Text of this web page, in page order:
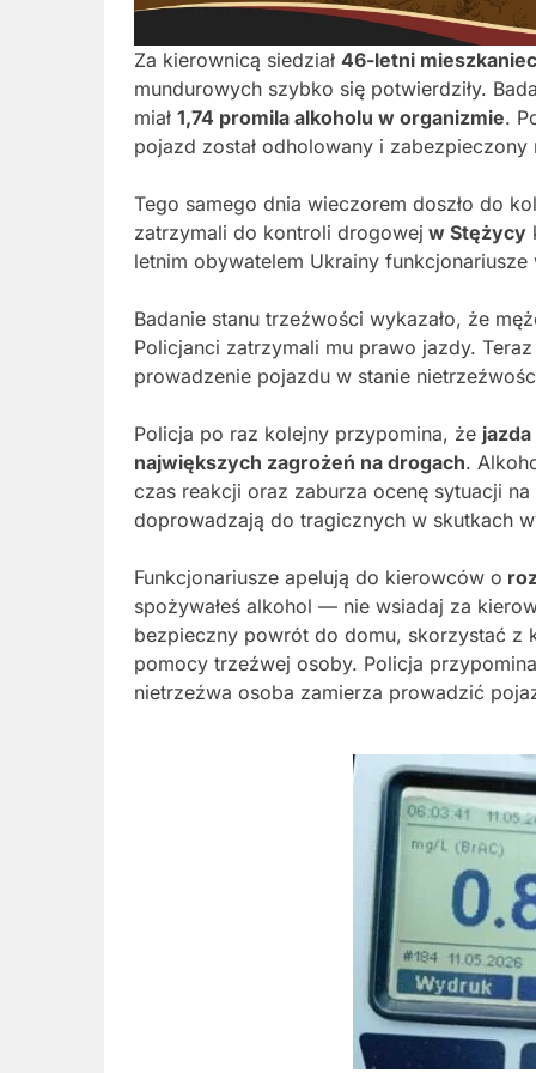
Za kierownicą siedział 46-letni
mundurowych szybko się potwierdziły.
miał 1,74 promila alkoholu w organizmie.
pojazd został odholowany i
Tego samego dnia wieczorem doszło do
zatrzymali do kontroli drogowej w Stężycy
letnim obywatelem Ukrainy
Badanie stanu trzeźwości wykazało, że
Policjanci zatrzymali mu prawo jazdy.
prowadzenie pojazdu w stanie
Policja po raz kolejny przypomina, że
największych zagrożeń na drogach.
czas reakcji oraz zaburza ocenę sytuacji
doprowadzają do tragicznych w skutkach
Funkcjonariusze apelują do kierowców o
spożywałeś alkohol — nie wsiadaj za
bezpieczny powrót do domu, skorzystać z
pomocy trzeźwej osoby. Policja
nietrzeźwa osoba zamierza prowadzić